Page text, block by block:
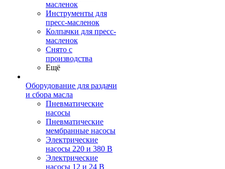
масленок
Инструменты для
пресс-масленок
Колпачки для пресс-
масленок
Снято с
производства
Ещё
Оборудование для раздачи
и сбора масла
Пневматические
насосы
Пневматические
мембранные насосы
Электрические
насосы 220 и 380 В
Электрические
насосы 12 и 24 В